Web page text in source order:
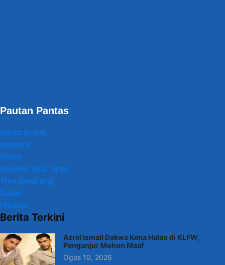
Pautan Pantas
Berita terkini
Nasional
Politik
ASEAN / Asia Timur
Tren Sekarang
Sukan
Hiburan
Berita Terkini
Azrel Ismail Dakwa Kena Halau di KLFW,
Penganjur Mohon Maaf
Ogos 10, 2026